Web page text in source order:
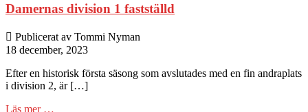
Damernas division 1 fastställd
Publicerat av Tommi Nyman
18 december, 2023
Efter en historisk första säsong som avslutades med en fin andraplats
i division 2, är […]
Läs mer …